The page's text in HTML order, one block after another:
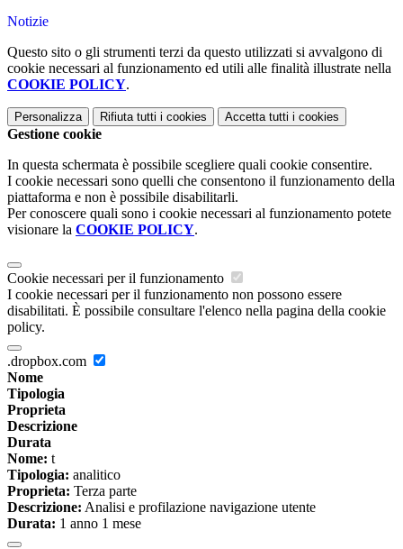
Notizie
Questo sito o gli strumenti terzi da questo utilizzati si avvalgono di
cookie necessari al funzionamento ed utili alle finalità illustrate nella
COOKIE POLICY.
Personalizza Rifiuta tutti i cookies Accetta tutti i cookies
Gestione cookie
In questa schermata è possibile scegliere quali cookie consentire.
I cookie necessari sono quelli che consentono il funzionamento della
piattaforma e non è possibile disabilitarli.
Per conoscere quali sono i cookie necessari al funzionamento potete
visionare la COOKIE POLICY.
Cookie necessari per il funzionamento
I cookie necessari per il funzionamento non possono essere
disabilitati. È possibile consultare l'elenco nella pagina della cookie
policy.
.dropbox.com
Nome
Tipologia
Proprieta
Descrizione
Durata
Nome: t
Tipologia: analitico
Proprieta: Terza parte
Descrizione: Analisi e profilazione navigazione utente
Durata: 1 anno 1 mese